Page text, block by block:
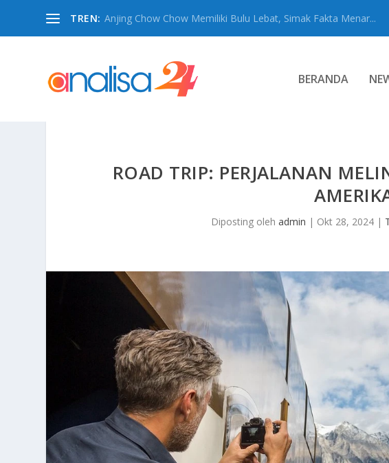
TREN: Anjing Chow Chow Memiliki Bulu Lebat, Simak Fakta Menar...
BERANDA
ROAD TRIP: PERJALANAN
Diposting olehadmin | Okt 28, 2024 |